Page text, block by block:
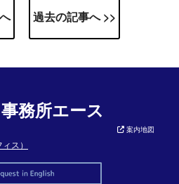
過去の記事へ >>
務所エース
ス）
案内地図